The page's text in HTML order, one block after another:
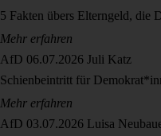
5 Fakten übers Elterngeld, die
Mehr erfahren
AfD 06.07.2026 Juli Katz
Schienbeintritt für
Mehr erfahren
AfD 03.07.2026 Luisa